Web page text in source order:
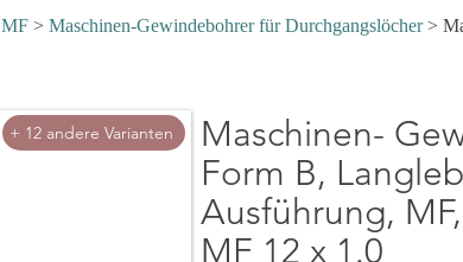
Cerca
MF > Maschinen-Gewindebohrer für Durchgangslöcher>
+ 12 andere Varianten
Maschinen-
Form B,
Ausführung, MF,
MF 12 x 1.0